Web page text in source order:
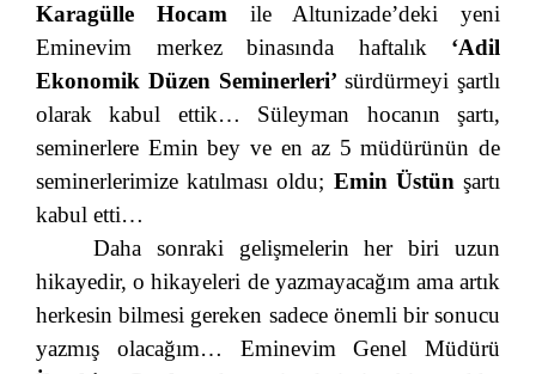
Karagülle Hocam ile Altunizade’deki yeni
Eminevim merkez binasında haftalık ‘Adil
Ekonomik Düzen Seminerleri’ sürdürmeyi şartlı
olarak kabul ettik… Süleyman hocanın şartı,
seminerlere Emin bey ve en az 5 müdürünün de
seminerlerimize katılması oldu; Emin Üstün şartı
kabul etti…
Daha sonraki gelişmelerin her biri uzun
hikayedir, o hikayeleri de yazmayacağım ama artık
herkesin bilmesi gereken sadece önemli bir sonucu
yazmış olacağım… Eminevim Genel Müdürü